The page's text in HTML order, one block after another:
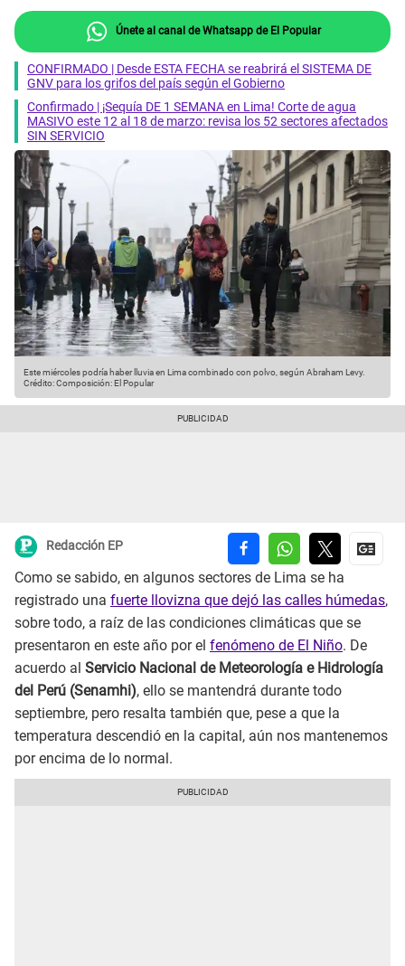
Únete al canal de Whatsapp de El Popular
CONFIRMADO | Desde ESTA FECHA se reabrirá el SISTEMA DE
GNV para los grifos del país según el Gobierno
Confirmado | ¡Sequía DE 1 SEMANA en Lima! Corte de agua
MASIVO este 12 al 18 de marzo: revisa los 52 sectores afectados
SIN SERVICIO
Este miércoles podría haber lluvia en Lima combinado con polvo, según Abraham Levy.
Crédito: Composición: El Popular
Redacción EP
Como se sabido, en algunos sectores de Lima se ha
registrado una fuerte llovizna que dejó las calles húmedas,
sobre todo, a raíz de las condiciones climáticas que se
presentaron en este año por el fenómeno de El Niño. De
acuerdo al Servicio Nacional de Meteorología e Hidrología
del Perú (Senamhi), ello se mantendrá durante todo
septiembre, pero resalta también que, pese a que la
temperatura descendió en la capital, aún nos mantenemos
por encima de lo normal.